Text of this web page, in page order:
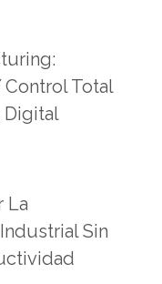
Total
Digital
La
Sin